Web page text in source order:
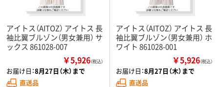
アイトス（AITOZ） アイトス 長
袖比翼ブルゾン（男女兼用） サ
ックス 861028-007
￥5,926（税込）
お届け日：8月27日（木）まで
直送品
アイトス（AITOZ） アイトス 長
袖比翼ブルゾン（男女兼用） ホ
ワイト 861028-001
￥5,926（税込）
お届け日：8月27日（木）まで
直送品